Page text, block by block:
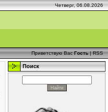
Четверг, 06.08.2026
Приветствую Вас Гость|RSS
Поиск